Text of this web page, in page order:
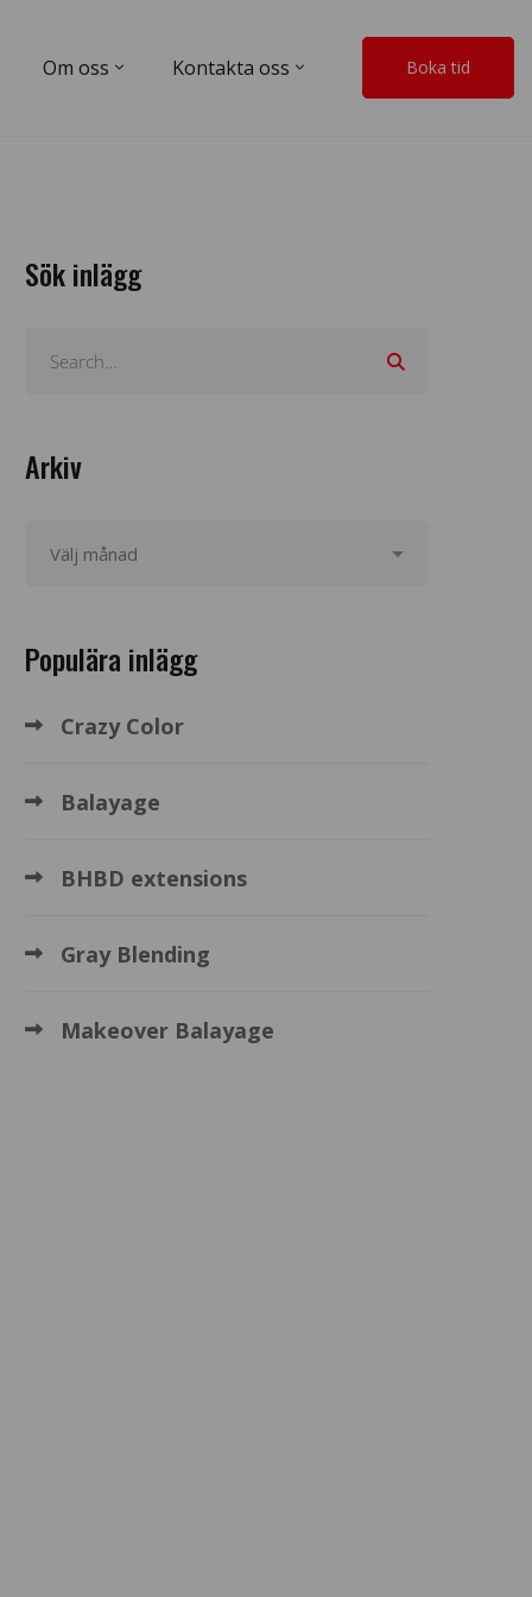
Om oss Kontakta oss Boka tid
Sök inlägg
Arkiv
Populära inlägg
Crazy Color
Balayage
BHBD extensions
Gray Blending
Makeover Balayage